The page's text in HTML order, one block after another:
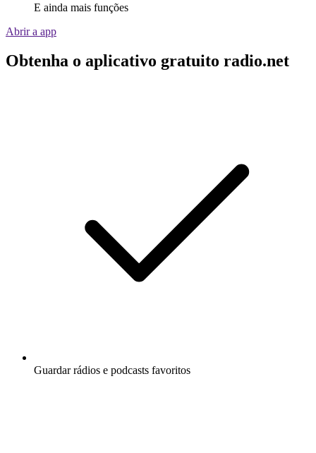
E ainda mais funções
Abrir a app
Obtenha o aplicativo gratuito radio.net
Guardar rádios e podcasts favoritos